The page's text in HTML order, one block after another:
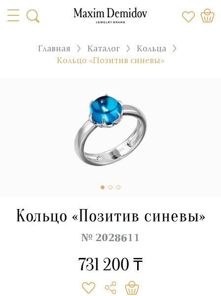
Главная Каталог
Кольца
Кольцо «Позитив синевы»
Кольцо «Позитив синевы»
№ 2028611
731 200 ₸